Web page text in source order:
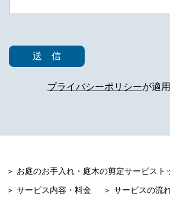
プライバシーポリシーが適
＞ お庭のお手入れ・庭木の剪定サービスト
＞ サービス内容・料金
＞ サービスの流